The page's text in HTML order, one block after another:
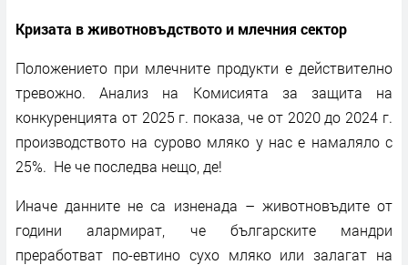
Кризата в животновъдството и млечния сектор
Положението при млечните продукти е действително
тревожно. Анализ на Комисията за защита на
конкуренцията от 2025 г. показа, че от 2020 до 2024 г.
производството на сурово мляко у нас е намаляло с
25%. Не че последва нещо, де!
Иначе данните не са изненада – животновъдите от
години алармират, че българските мандри
преработват по-евтино сухо мляко или залагат на